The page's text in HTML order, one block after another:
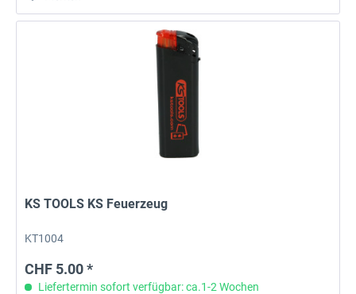
KS TOOLS KS Feuerzeug
KT1004
CHF 5.00 *
Liefertermin sofort verfügbar: ca.1-2 Wochen